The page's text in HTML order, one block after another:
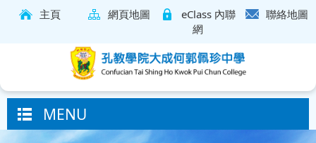
主頁 網頁地圖
eClass 內聯
網
聯絡地圖
MENU